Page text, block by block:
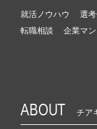
就活ノウハウ 選
転職相談
企業マ
ABOUT チア